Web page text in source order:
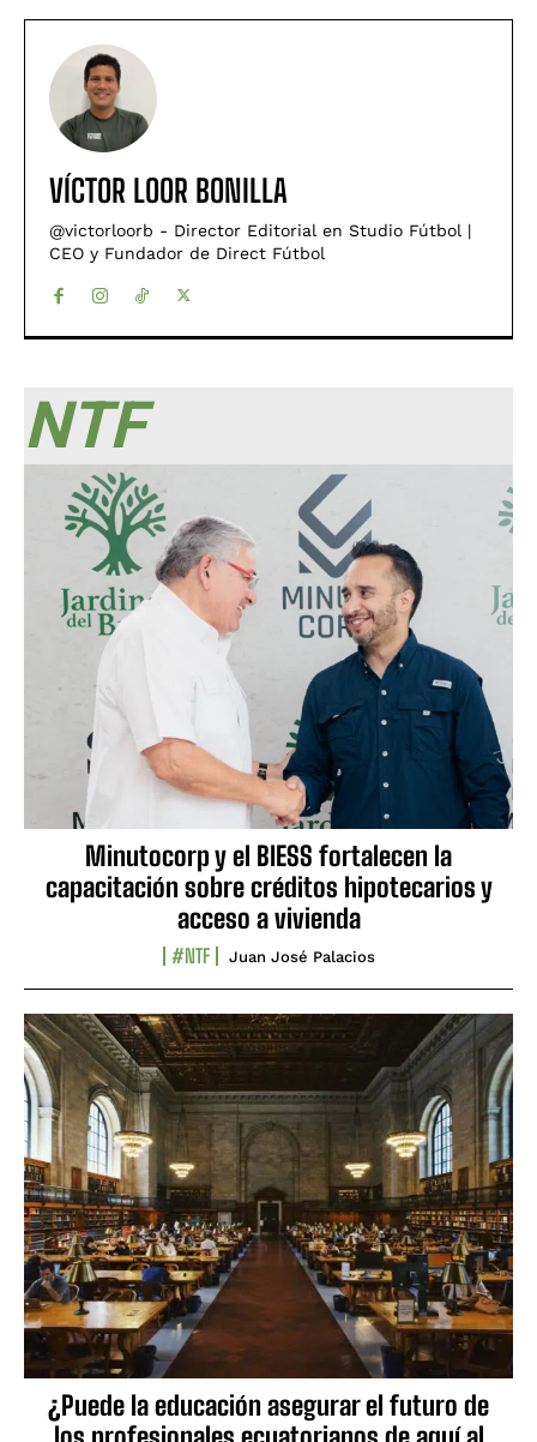
VÍCTOR LOOR BONILLA
@victorloorb - Director Editorial en Studio Fútbol |
CEO y Fundador de Direct Fútbol
NTF
Minutocorp y el BIESS fortalecen la
capacitación sobre créditos hipotecarios y
acceso a vivienda
#NTF Juan José Palacios
¿Puede la educación asegurar el futuro de